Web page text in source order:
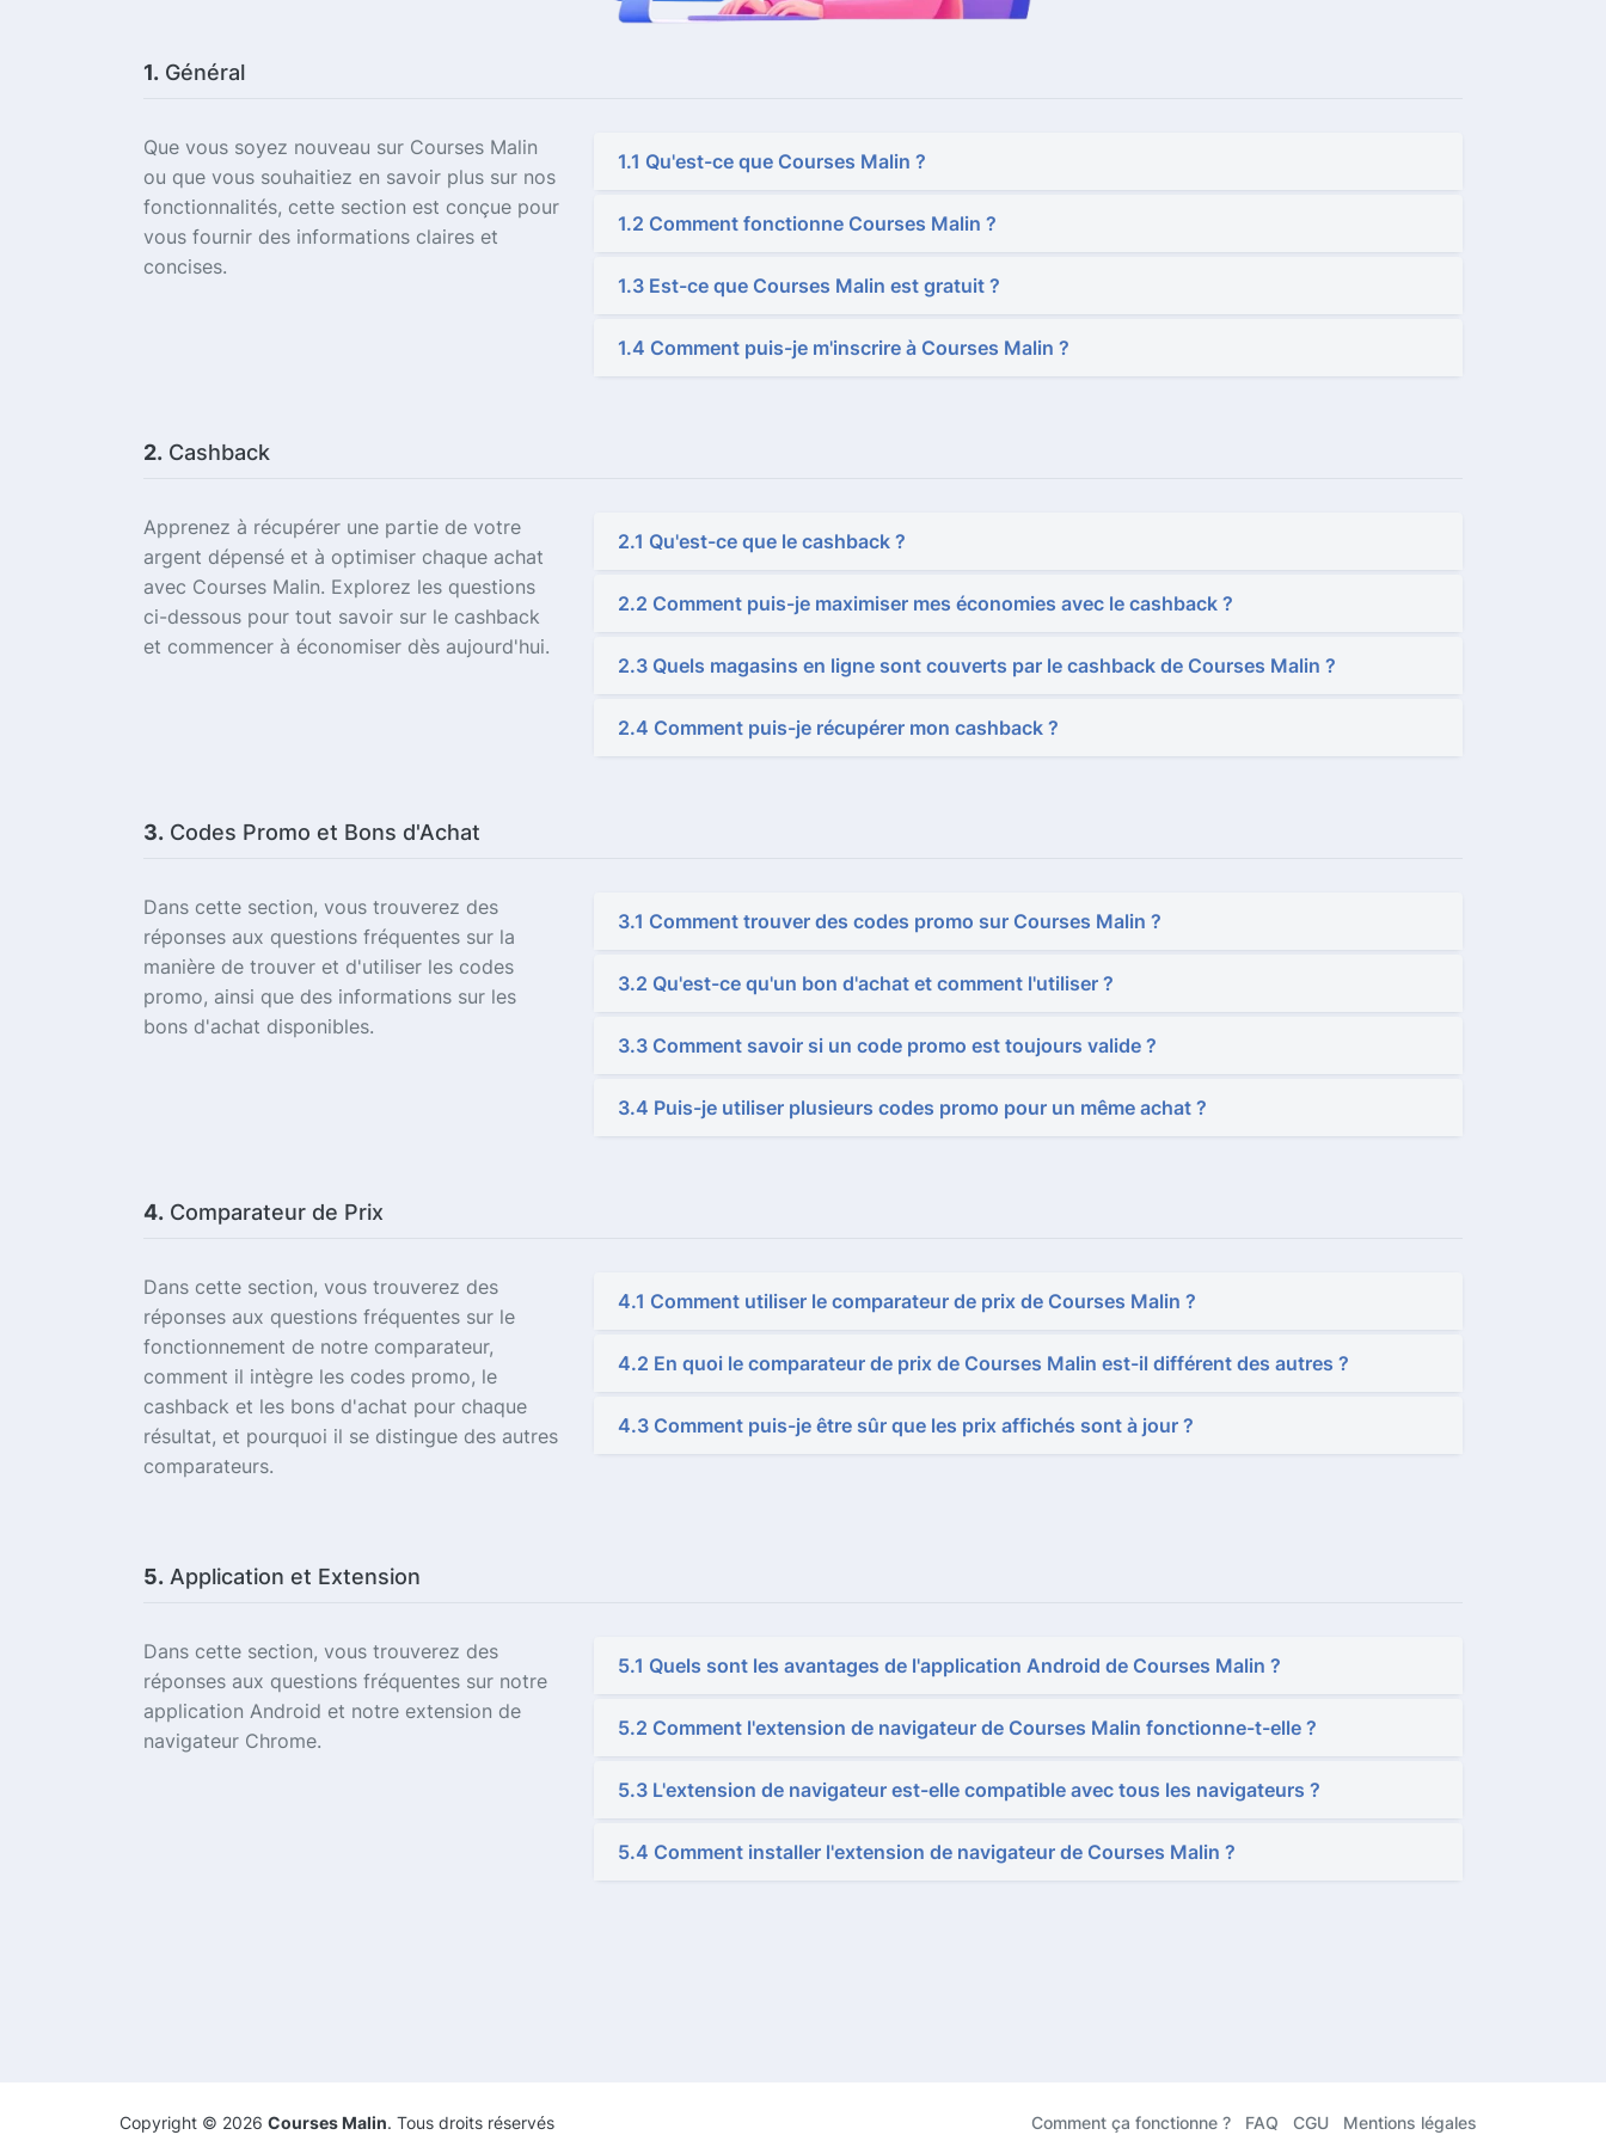
1. Général
Que vous soyez nouveau sur Courses Malin
ou que vous souhaitiez en savoir plus sur nos
fonctionnalités, cette section est conçue pour
vous fournir des informations claires et
concises.
1.1 Qu'est-ce que Courses Malin ?
1.2 Comment fonctionne Courses Malin ?
1.3 Est-ce que Courses Malin est gratuit ?
1.4 Comment puis-je m'inscrire à Courses Malin ?
2. Cashback
Apprenez à récupérer une partie de votre
argent dépensé et à optimiser chaque achat
avec Courses Malin. Explorez les questions
ci-dessous pour tout savoir sur le cashback
et commencer à économiser dès aujourd'hui.
2.1 Qu'est-ce que le cashback ?
2.2 Comment puis-je maximiser mes économies avec le cashback ?
2.3 Quels magasins en ligne sont couverts par le cashback de Courses Malin ?
2.4 Comment puis-je récupérer mon cashback ?
3. Codes Promo et Bons d'Achat
Dans cette section, vous trouverez des
réponses aux questions fréquentes sur la
manière de trouver et d'utiliser les codes
promo, ainsi que des informations sur les
bons d'achat disponibles.
3.1 Comment trouver des codes promo sur Courses Malin ?
3.2 Qu'est-ce qu'un bon d'achat et comment l'utiliser ?
3.3 Comment savoir si un code promo est toujours valide ?
3.4 Puis-je utiliser plusieurs codes promo pour un même achat ?
4. Comparateur de Prix
Dans cette section, vous trouverez des
réponses aux questions fréquentes sur le
fonctionnement de notre comparateur,
comment il intègre les codes promo, le
cashback et les bons d'achat pour chaque
résultat, et pourquoi il se distingue des autres
comparateurs.
4.1 Comment utiliser le comparateur de prix de Courses Malin ?
4.2 En quoi le comparateur de prix de Courses Malin est-il différent des autres ?
4.3 Comment puis-je être sûr que les prix affichés sont à jour ?
5. Application et Extension
Dans cette section, vous trouverez des
réponses aux questions fréquentes sur notre
application Android et notre extension de
navigateur Chrome.
5.1 Quels sont les avantages de l'application Android de Courses Malin ?
5.2 Comment l'extension de navigateur de Courses Malin fonctionne-t-elle ?
5.3 L'extension de navigateur est-elle compatible avec tous les navigateurs ?
5.4 Comment installer l'extension de navigateur de Courses Malin ?
Comment ça fonctionne ? FAQ CGU Mentions légales
Copyright © 2026 Courses Malin. Tous droits réservés